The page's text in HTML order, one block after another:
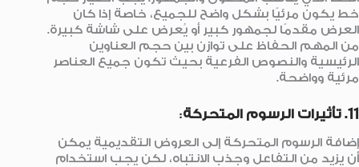
خط يكون مرئيًا بشكل واضح للجميع، خاصة إذا كان
العرض مقدمًا لجمهور كبير أو يُعرض على شاشة كبيرة.
من المهم الحفاظ على توازن بين حجم العناوين
الرئيسية والنصوص الفرعية بحيث تكون جميع العناصر
مرئية وواضحة.
11. تأثيرات الرسوم المتحركة :
إضافة الرسوم المتحركة إلى العروض التقديمية يمكن
أن يزيد من التفاعل وجذب الانتباه، لكن يجب استخدام